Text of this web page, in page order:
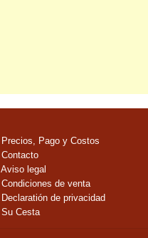
Precios, Pago y Costos
Contacto
Aviso legal
Condiciones de venta
Declaratión de privacidad
Su Cesta